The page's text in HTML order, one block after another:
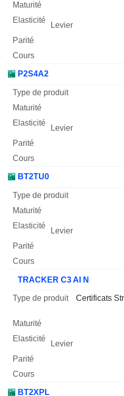
P2S4A2
BT2TU0
TRACKER C3 AI N
Certificats
BT2XPL